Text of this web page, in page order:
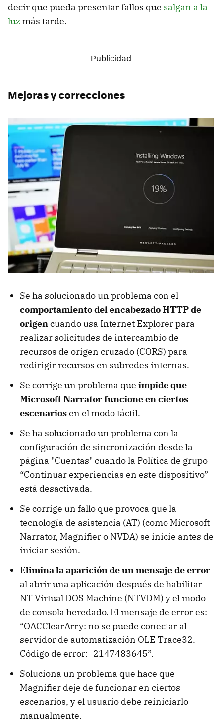
decir que pueda presentar fallos que salgan a la
luz más tarde.
Mejoras y correcciones
Se ha solucionado un problema con el
comportamiento del encabezado HTTP de
origencuando usa Internet Explorer para
realizar solicitudes de intercambio de
recursos de origen cruzado (CORS) para
redirigir recursos en subredes internas.
Se corrige un problema que impide que
Microsoft Narrator funcione en ciertos
escenariosen el modo táctil.
Se ha solucionado un problema con la
configuración de sincronización desde la
página "Cuentas" cuando la Política de grupo
“Continuar experiencias en este dispositivo”
está desactivada.
Se corrige un fallo que provoca que la
tecnología de asistencia (AT) (como Microsoft
Narrator, Magnifier o NVDA) se inicie antes de
iniciar sesión.
Elimina la aparición de un mensaje de error
al abrir una aplicación después de habilitar
NT Virtual DOS Machine (NTVDM) y el modo
de consola heredado. El mensaje de error es:
“OACClearArry: no se puede conectar al
servidor de automatización OLE Trace32.
Código de error: -2147483645”.
Soluciona un problema que hace que
Magnifier deje de funcionar en ciertos
escenarios, y el usuario debe reiniciarlo
manualmente.